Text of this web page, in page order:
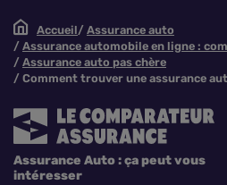
Accueil
Assurance auto
Assurance automobile en ligne :
Assurance auto pas chère
Comment trouver une assurance
Assurance Auto : ça peut vous
intéresser